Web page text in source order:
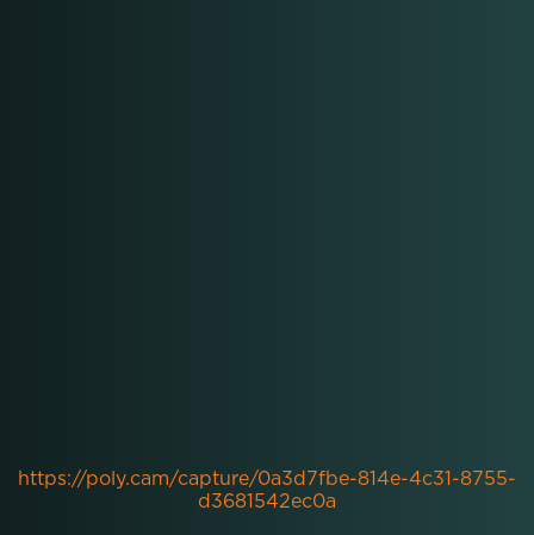
https://poly.cam/capture/0a3d7fbe-814e-4c31-8755-
d3681542ec0a